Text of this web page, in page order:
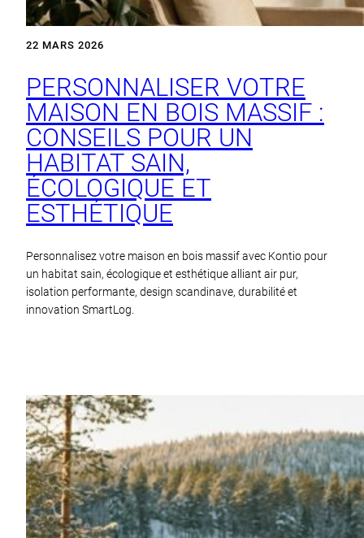
22 MARS 2026
PERSONNALISER VOTRE
MAISON EN BOIS MASSIF :
CONSEILS POUR UN
HABITAT SAIN,
ÉCOLOGIQUE ET
ESTHÉTIQUE
Personnalisez votre maison en bois massif avec Kontio pour
un habitat sain, écologique et esthétique alliant air pur,
isolation performante, design scandinave, durabilité et
innovation SmartLog.